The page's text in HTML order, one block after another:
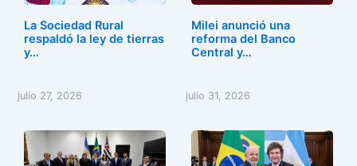
La Sociedad Rural
respaldó la ley de tierras
y…
julio 27, 2026
Milei anunció una
reforma del Banco
Central y…
julio 31, 2026